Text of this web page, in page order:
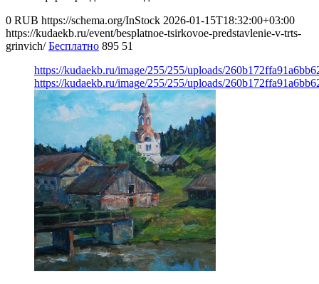
0 RUB https://schema.org/InStock 2026-01-15T18:32:00+03:00
https://kudaekb.ru/event/besplatnoe-tsirkovoe-predstavlenie-v-trts-
grinvich/ Бесплатно 895 51
https://kudaekb.ru/image/255/255/uploads/
https://kudaekb.ru/image/255/255/uploads/